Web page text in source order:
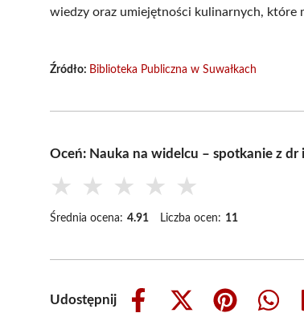
wiedzy oraz umiejętności kulinarnych, które
Źródło: Biblioteka Publiczna w Suwałkach
Oceń: Nauka na widelcu – spotkanie z dr
★ ★ ★ ★ ★
Średnia ocena: 4.91 Liczba ocen: 11
Udostępnij
Share
Share
Share
Share